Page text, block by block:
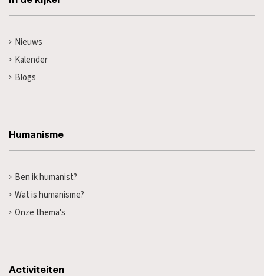
Nieuws
Kalender
Blogs
Humanisme
Ben ik humanist?
Wat is humanisme?
Onze thema's
Activiteiten